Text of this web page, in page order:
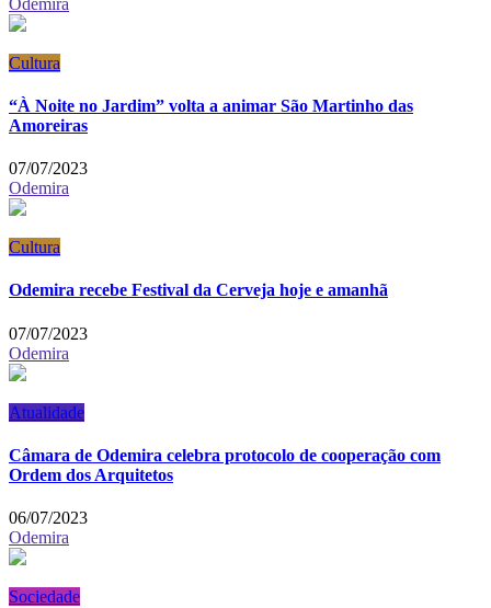
Cultura
“À Noite no Jardim” volta a animar São Martinho das
Amoreiras
07/07/2023
Odemira
Cultura
Odemira recebe Festival da Cerveja hoje e amanhã
07/07/2023
Odemira
Atualidade
Câmara de Odemira celebra protocolo de cooperação com
Ordem dos Arquitetos
06/07/2023
Odemira
Sociedade